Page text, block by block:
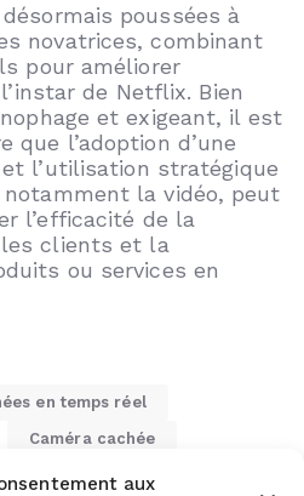
aux
poussées à
novatrices, combinant
pour améliorer
de Netflix. Bien
et exigeant, il est
que l’adoption d’une
l’utilisation stratégique
la vidéo, peut
l’efficacité de la
clients et la
ou services en
en temps réel
Caméra cachée
Cross-média